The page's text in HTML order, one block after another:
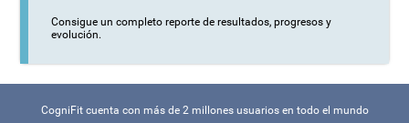
Consigue un completo reporte de resultados, progresos y
evolución.
CogniFit cuenta con más de 2 millones usuarios en todo el mundo